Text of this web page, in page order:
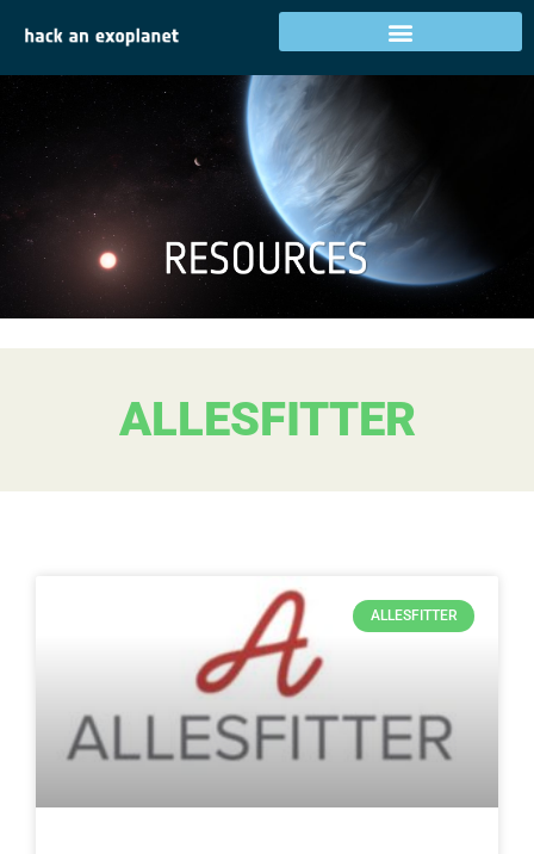
ALLESFITTER
ALLESFITTER